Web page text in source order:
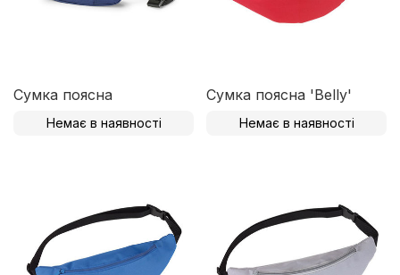
Сумка поясна
Немає в наявності
Сумка поясна 'Belly'
Немає в наявності